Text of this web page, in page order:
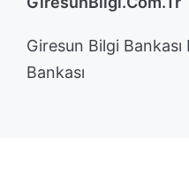
Giresun Bilgi
Bankası